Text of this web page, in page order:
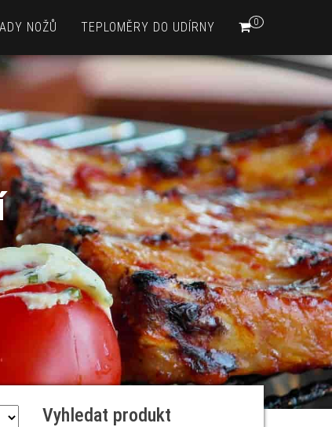
0
NOŽŮ TEPLOMĚRY DO UDÍRNY
Vyhledat produkt